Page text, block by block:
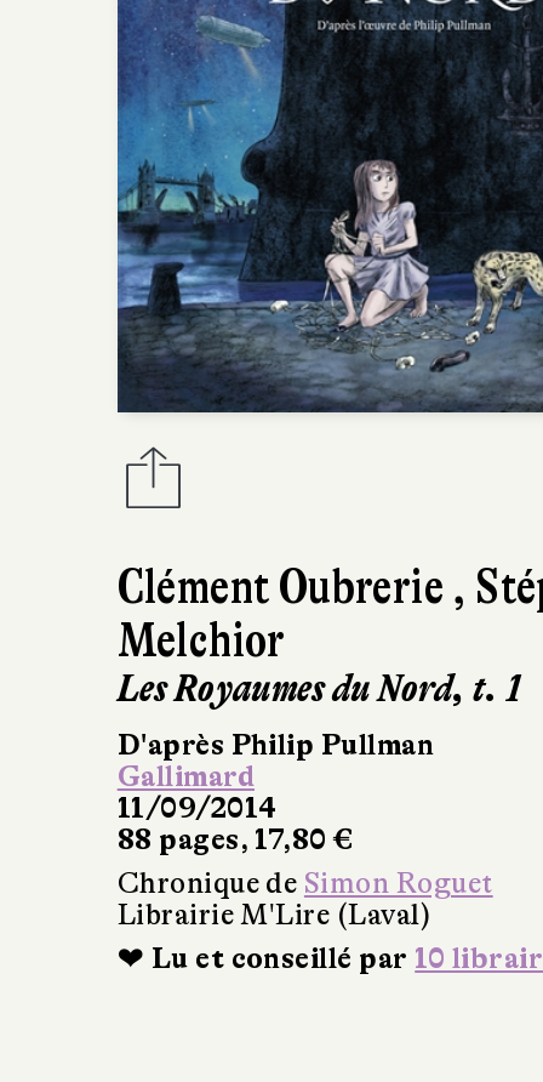
Clément Oubrerie ,
Melchior
Les Royaumes du Nord, t. 1
D'après Philip Pullman
Gallimard
11/09/2014
88 pages, 17,80 €
Chronique de Simon Roguet
Librairie M'Lire (Laval)
❤ Lu et conseillé par 10